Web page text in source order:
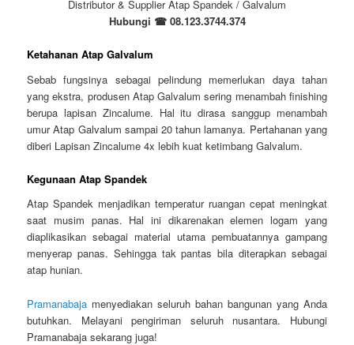
Distributor & Supplier Atap Spandek / Galvalum
Hubungi ☎ 08.123.3744.374
Ketahanan Atap Galvalum
Sebab fungsinya sebagai pelindung memerlukan daya tahan
yang ekstra, produsen Atap Galvalum sering menambah finishing
berupa lapisan Zincalume. Hal itu dirasa sanggup menambah
umur Atap Galvalum sampai 20 tahun lamanya. Pertahanan yang
diberi Lapisan Zincalume 4x lebih kuat ketimbang Galvalum.
Kegunaan Atap Spandek
Atap Spandek menjadikan temperatur ruangan cepat meningkat
saat musim panas. Hal ini dikarenakan elemen logam yang
diaplikasikan sebagai material utama pembuatannya gampang
menyerap panas. Sehingga tak pantas bila diterapkan sebagai
atap hunian.
Pramanabaja menyediakan seluruh bahan bangunan yang Anda
butuhkan. Melayani pengiriman seluruh nusantara. Hubungi
Pramanabaja sekarang juga!